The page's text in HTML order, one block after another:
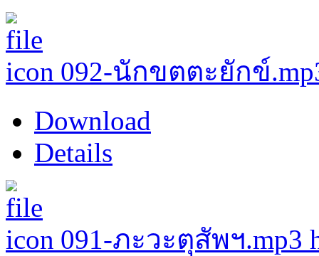
092-นักขตตะยักข์
Download
Details
091-ภะวะตุสัพฯ.mp3